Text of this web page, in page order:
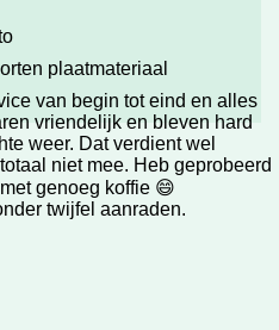
plaatmateriaal
van begin tot eind en alles
vriendelijk en bleven hard
weer. Dat verdient wel
niet mee. Heb geprobeerd
genoeg koffie 😄
twijfel aanraden.